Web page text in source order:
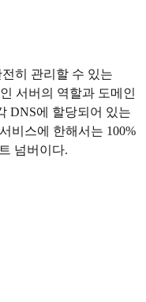
히 관리할 수 있는
서버의 역할과 도메인
DNS에 할당되어 있는
비스에 한해서는 100%
넘버이다.